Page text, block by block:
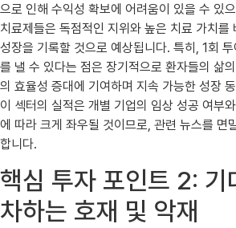
으로 인해 수익성 확보에 어려움이 있을 수 있
치료제들은 독점적인 지위와 높은 치료 가치를
성장을 기록할 것으로 예상됩니다. 특히, 1회
를 낼 수 있다는 점은 장기적으로 환자들의 삶
의 효율성 증대에 기여하며 지속 가능한 성장
이 섹터의 실적은 개별 기업의 임상 성공 여부
에 따라 크게 좌우될 것이므로, 관련 뉴스를 면
합니다.
핵심 투자 포인트 2: 기
차하는 호재 및 악재